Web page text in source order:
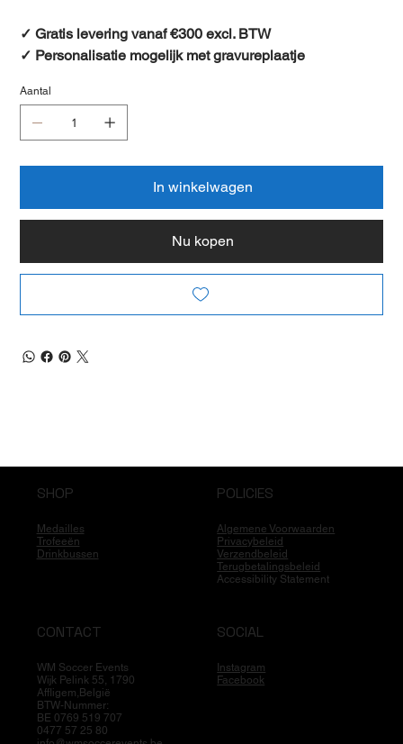
✓ Gratis levering vanaf €300 excl. BTW
✓ Personalisatie mogelijk met gravureplaatje
Aantal
In winkelwagen
Nu kopen
SHOP
Medailles
Trofeeën
Drinkbussen
POLICIES
Algemene Voorwaarden
Privacybeleid
Verzendbeleid
Terugbetalingsbeleid
Accessibility Statement
CONTACT
WM Soccer Events
Wijk Pelink 55, 1790
Affligem,België
BTW-Nummer:
BE 0769 519 707
0477 57 25 80
SOCIAL
Instagram
Facebook